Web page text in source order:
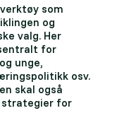
som
og
valg. Her
for
unge,
osv.
skal også
strategier for